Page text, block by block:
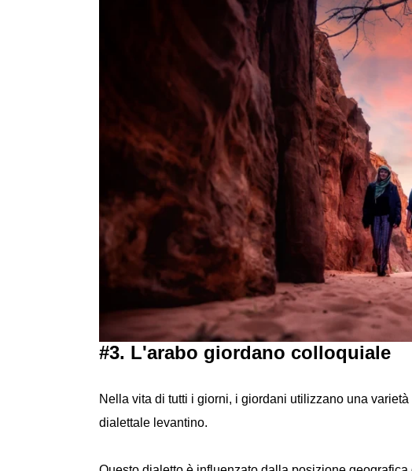
#3. L'arabo giordano colloquiale
Nella vita di tutti i giorni, i giordani utilizzano una
dialettale levantino.